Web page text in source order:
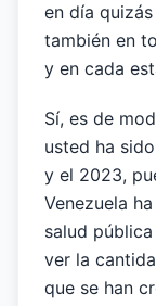
en día
también en
y en cada
Sí, es de
usted ha
y el 2023,
Venezuela
salud
ver la
que se han